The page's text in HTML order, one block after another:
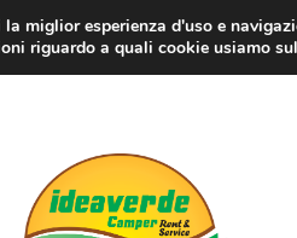
miglior esperienza d'uso e
riguardo a quali cookie usiamo